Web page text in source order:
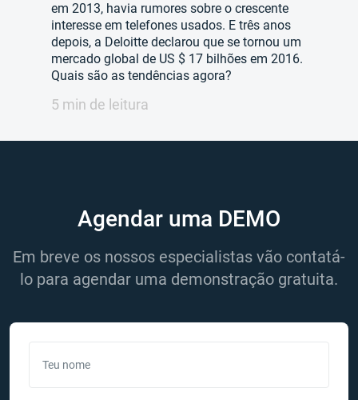
em 2013, havia rumores sobre o crescente
interesse em telefones usados. E três anos
depois, a Deloitte declarou que se tornou um
mercado global de US $ 17 bilhões em 2016.
Quais são as tendências agora?
5 min de leitura
Agendar uma DEMO
Em breve os nossos especialistas vão contatá-
lo para agendar uma demonstração gratuita.
Teu nome